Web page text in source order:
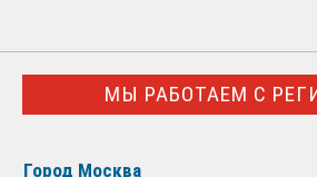
МЫ РАБОТАЕМ С
Город Москва